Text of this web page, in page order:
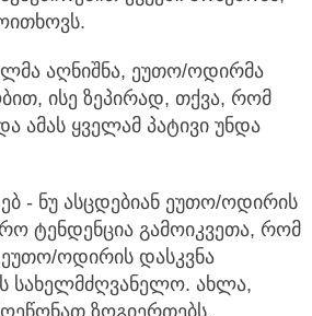
აღნიშნა, ეუთო/ოდირმა
ისე ზეპირად, თქვა, რომ
ამას ყველამ პატივი უნდა
- ნუ ასცდებიან ეუთო/ოდირის
ტენდენცია გამოიკვეთა, რომ
ოდირის დასკვნა
სახელმძღვანელო. ახლა,
ზოგიერთებს,